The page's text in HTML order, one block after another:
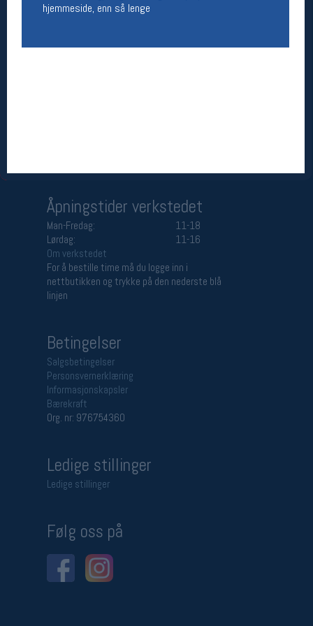
hjemmeside, enn så lenge
Åpningstider butikk
Lørdag:
11-16
Åpningstider verkstedet
Man-Fredag:
11-18
Lørdag:
11-16
Om verkstedet
For å bestille time må du logge inn i
nettbutikken og trykke på den nederste blå
linjen
Betingelser
Salgsbetingelser
Personsvernerklæring
Informasjonskapsler
Bærekraft
Org. nr: 976754360
Ledige stillinger
Ledige stillinger
Følg oss på